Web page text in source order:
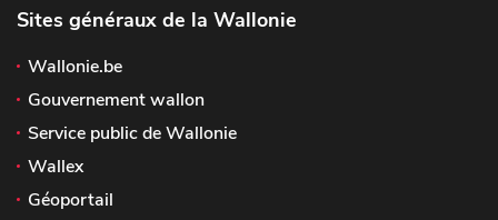
Sites généraux de la Wallonie
Wallonie.be
Gouvernement wallon
Service public de Wallonie
Wallex
Géoportail